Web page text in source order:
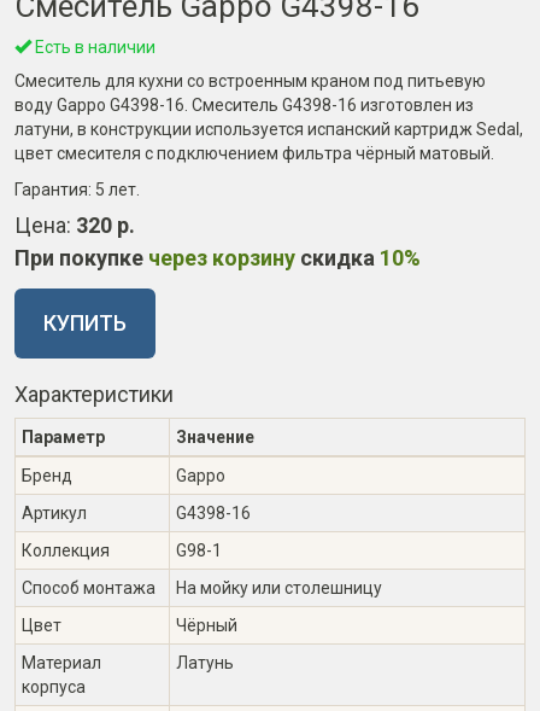
Есть в наличии
Cмеситель для кухни со встроенным краном под питьевую
воду Gappo G4398-16. Смеситель G4398-16 изготовлен из
латуни, в конструкции используется испанский картридж Sedal,
цвет смесителя с подключением фильтра чёрный матовый.
Гарантия: 5 лет
Цена: 320 р.
При покупке через корзину скидка 10%
КУПИТЬ
Характеристики
Параметр
Значение
Бренд
Gappo
Артикул
G4398-16
Коллекция
G98-1
Способ монтажа
На мойку или столешницу
Цвет
Чёрный
Материал
корпуса
Латунь